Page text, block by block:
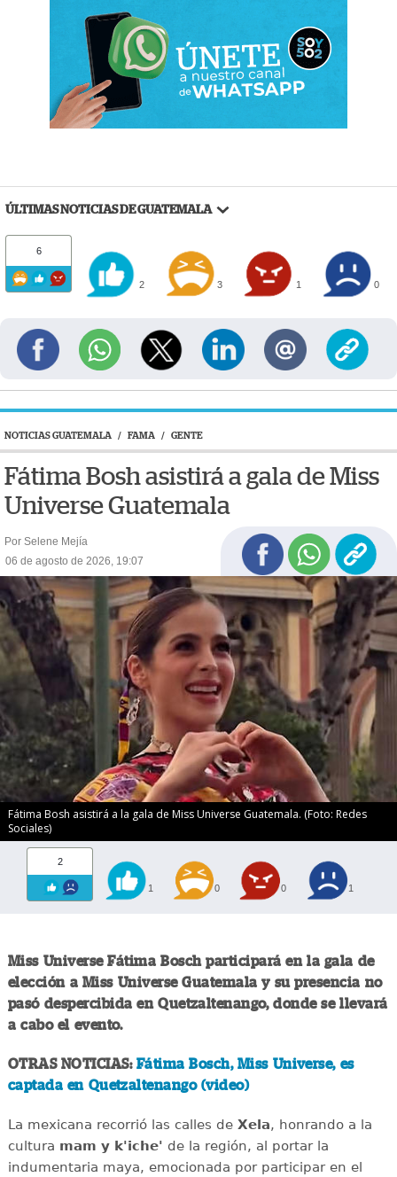
ÚLTIMAS NOTICIAS DE GUATEMALA
6
2 3 1 0
NOTICIAS GUATEMALA / FAMA / GENTE
Fátima Bosh asistirá a gala de Miss
Universe Guatemala
Por Selene Mejía
06 de agosto de 2026, 19:07
Fátima Bosh asistirá a la gala de Miss Universe Guatemala. (Foto: Redes
Sociales)
2
1 0 0 1
Miss Universe Fátima Bosch participará en la gala de
elección a Miss Universe Guatemala y su presencia no
pasó despercibida en Quetzaltenango, donde se llevará
a cabo el evento.
OTRAS NOTICIAS: Fátima Bosch, Miss Universe, es
captada en Quetzaltenango (video)
La mexicana recorrió las calles deXela, honrando a la
cultura mam y k'iche' de la región, al portar la
indumentaria maya, emocionada por participar en el